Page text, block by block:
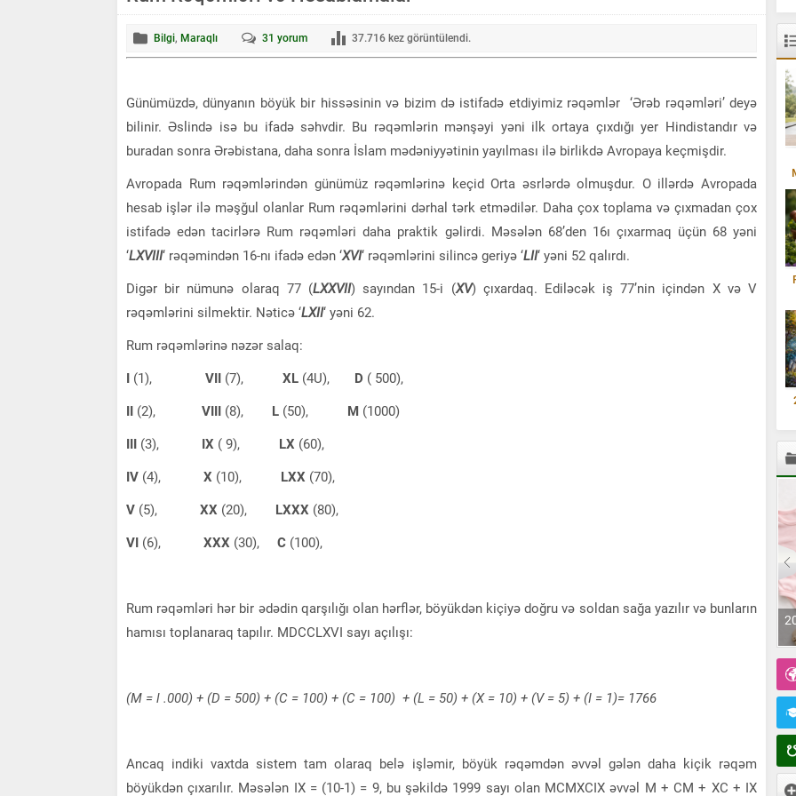
Bilgi, Maraqlı 31 yorum 37.716 kez görüntülendi.
Günümüzdə, dünyanın böyük bir hissəsinin və bizim də istifadə etdiyimiz rəqəmlər ‘Ərəb rəqəmləri’ deyə
bilinir. Əslində isə bu ifadə səhvdir. Bu rəqəmlərin mənşəyi yəni ilk ortaya çıxdığı yer Hindistandır və
buradan sonra Ərəbistana, daha sonra İslam mədəniyyətinin yayılması ilə birlikdə Avropaya keçmişdir.
Avropada Rum rəqəmlərindən günümüz rəqəmlərinə keçid Orta əsrlərdə olmuşdur. O illərdə Avropada
hesab işlər ilə məşğul olanlar Rum rəqəmlərini dərhal tərk etmədilər. Daha çox toplama və çıxmadan çox
istifadə edən tacirlərə Rum rəqəmləri daha praktik gəlirdi. Məsələn 68’den 16ı çıxarmaq üçün 68 yəni
‘LXVIII‘ rəqəmindən 16-nı ifadə edən ‘XVI‘ rəqəmlərini silincə geriyə ‘LII‘ yəni 52 qalırdı.
Digər bir nümunə olaraq 77 (LXXVII) sayından 15-i (XV) çıxardaq. Ediləcək iş 77’nin içindən X və V
rəqəmlərini silmektir. Nəticə ‘LXII‘ yəni 62.
Rum rəqəmlərinə nəzər salaq:
I (1), VII (7), XL (4U), D ( 500),
II (2), VIII (8), L (50), M (1000)
III (3), IX ( 9), LX (60),
IV (4), X (10), LXX (70),
V (5), XX (20), LXXX (80),
VI (6), XXX (30), C (100),
Rum rəqəmləri hər bir ədədin qarşılığı olan hərflər, böyükdən kiçiyə doğru və soldan sağa yazılır və bunların
hamısı toplanaraq tapılır. MDCCLXVI sayı açılışı:
(M = l .000) + (D = 500) + (C = 100) + (C = 100) + (L = 50) + (X = 10) + (V = 5) + (I = 1)= 1766
Ancaq indiki vaxtda sistem tam olaraq belə işləmir, böyük rəqəmdən əvvəl gələn daha kiçik rəqəm
böyükdən çıxarılır. Məsələn IX = (10-1) = 9, bu şəkildə 1999 sayı olan MCMXCIX əvvəl M + CM + XC + IX
2025-ci İldə Azərbaycanda Ən Çox Qoyulan Adlar və